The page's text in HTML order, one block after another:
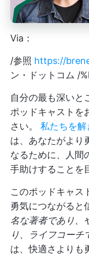
Via：
/参照 https://
ン・ドットコム /
自分の最も深いと
ポッドキャストを
さい。 私たちを解
は、あなたがより
なるために、人間
手助けすることを
このポッドキャス
勇気につながると
名な著者であり、
り、ライフコーチ
は、快適さよりも